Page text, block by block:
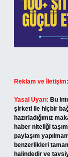
Reklam ve İletişim:
Yasal Uyarı: Bu
şirketi ile hiçbir
hazırladığımız
haber niteliği
paylaşım
benzerlikleri
halindedir ve